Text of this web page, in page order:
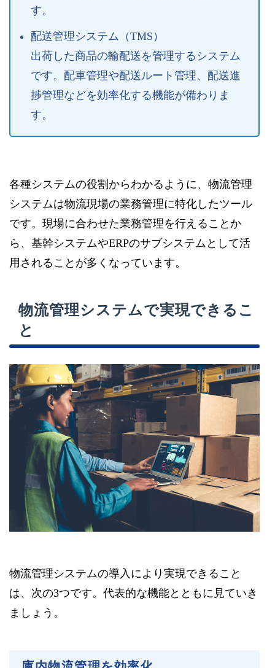
す。
配送管理システム（TMS）
出荷した商品の輸配送を管理するシステム
です。配車管理や配送ルート管理、配送進
捗管理などを効率化する機能が備わりま
す。
各種システムの役割からわかるように、物流管理
システムは物流現場の業務管理に特化したツール
です。現場に合わせた業務管理を行えることか
ら、基幹システムやERPのサブシステムとして活
用されることが多くなっています。
物流管理システムで実現できるこ
と
物流管理システムの導入により実現できること
は、次の3つです。代表的な機能とともに見ていき
ましょう。